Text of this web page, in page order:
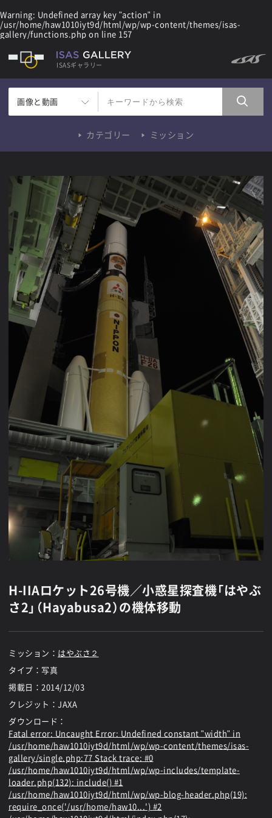
Warning: Undefined array key "action" in
/usr/home/haw1010iyt9d/html/wp/wp-content/themes/isas-
gallery/functions.php on line 157
ISASギャラリー
画像と動画
カテゴリー ミッション
H-IIAロケット26号機／小惑星探査機「はやぶ
さ2」（Hayabusa2）の機体移動
ミッション： はやぶさ２
タイプ：写真
掲載日： 2014/12/03
クレジット：JAXA
ダウンロード：
Fatal error: Uncaught Error: Undefined constant "width" in
/usr/home/haw1010iyt9d/html/wp/wp-content/themes/isas-
gallery/single.php:77 Stack trace: #0
/usr/home/haw1010iyt9d/html/wp/wp-includes/template-
loader.php(132): include() #1
/usr/home/haw1010iyt9d/html/wp/wp-blog-header.php(19):
require_once('/usr/home/haw10...') #2